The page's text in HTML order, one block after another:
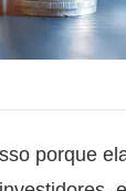
porque